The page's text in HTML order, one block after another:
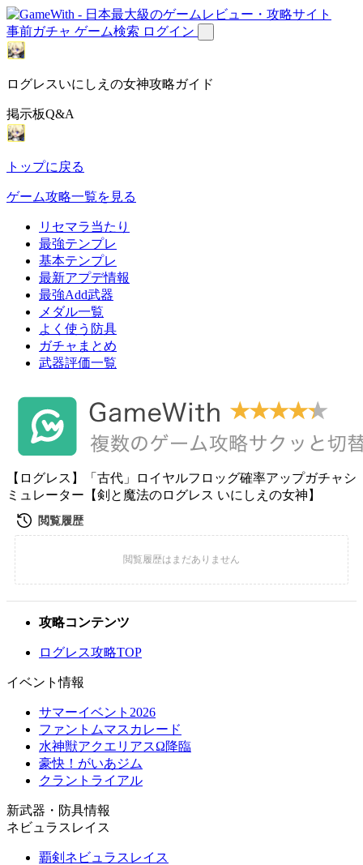
事前ガチャ ゲーム検索 ログイン
ログレスいにしえの女神攻略ガイド
掲示板Q&A
トップに戻る
ゲーム攻略一覧を見る
リセマラ当たり
最強テンプレ
基本テンプレ
最新アプデ情報
最強Add武器
メダル一覧
よく使う防具
ガチャまとめ
武器評価一覧
【ログレス】「古代」ロイヤルフロッグ確率アップガチャシ
ミュレーター【剣と魔法のログレス いにしえの女神】
攻略コンテンツ
ログレス攻略TOP
イベント情報
サマーイベント2026
ファントムマスカレード
水神獣アクエリアスΩ降臨
豪快！がいあジム
クラントライアル
新武器・防具情報
ネビュラスレイス
覇剣ネビュラスレイス